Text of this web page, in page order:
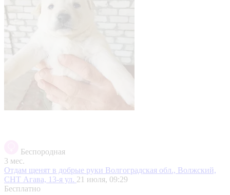
Беспородная
3 мес.
Отдам щенят в добрые руки Волгоградская обл., Волжский,
СНТ Агава, 13-я ул. 21 июля, 09:29
Бесплатно